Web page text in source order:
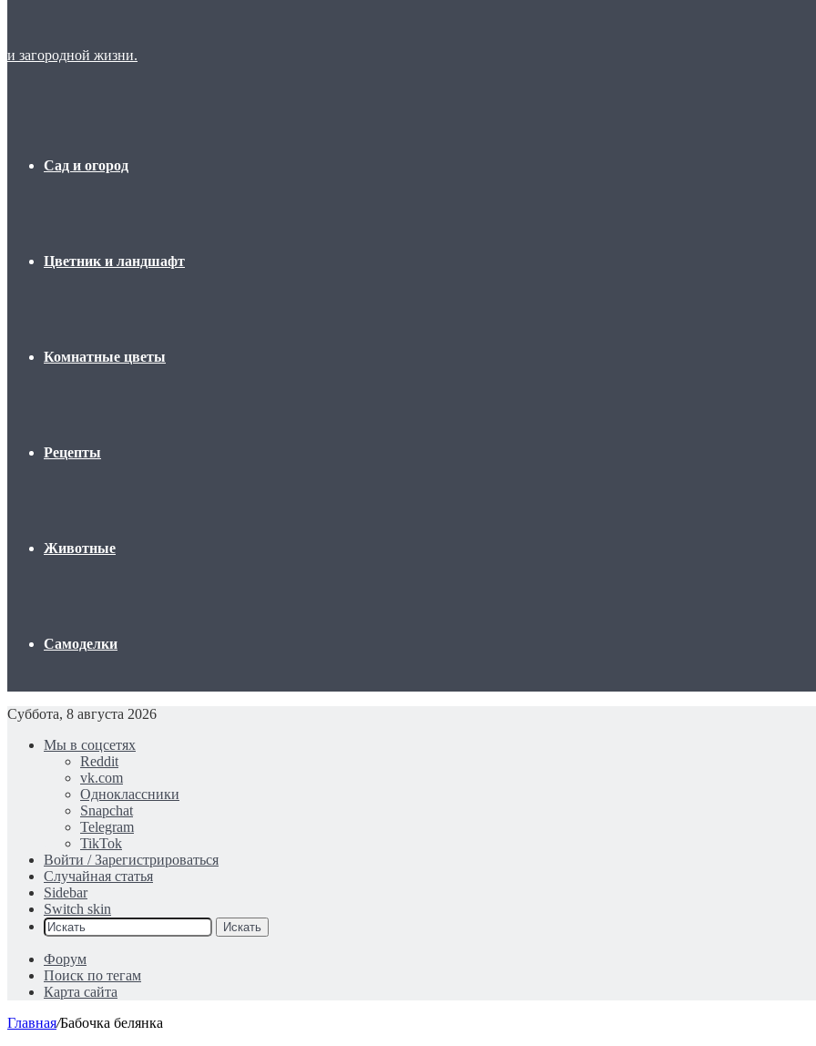
Сад и огород
Цветник и ландшафт
Комнатные цветы
Рецепты
Животные
Самоделки
Суббота, 8 августа 2026
Мы в соцсетях
Reddit
vk.com
Одноклассники
Snapchat
Telegram
TikTok
Войти / Зарегистрироваться
Случайная статья
Sidebar
Switch skin
Искать
Форум
Поиск по тегам
Карта сайта
Главная/Бабочка белянка